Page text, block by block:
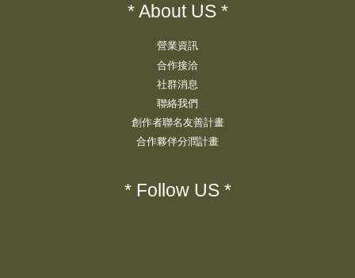
* About US *
營業資訊
合作接洽
社群消息
聯絡我們
創作者聯名友善計畫
合作夥伴分潤計畫
* Follow US *